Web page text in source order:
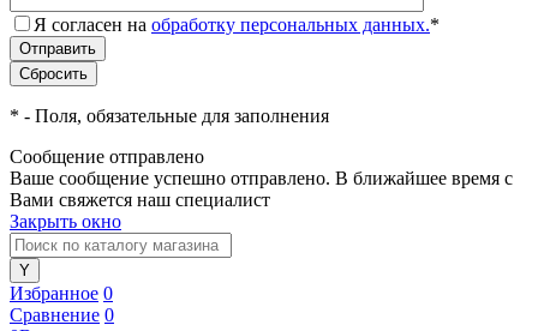
Я согласен на обработку персональных данных.*
* - Поля, обязательные для заполнения
Сообщение отправлено
Ваше сообщение успешно отправлено. В ближайшее время с
Вами свяжется наш специалист
Закрыть окно
Избранное 0
Сравнение 0